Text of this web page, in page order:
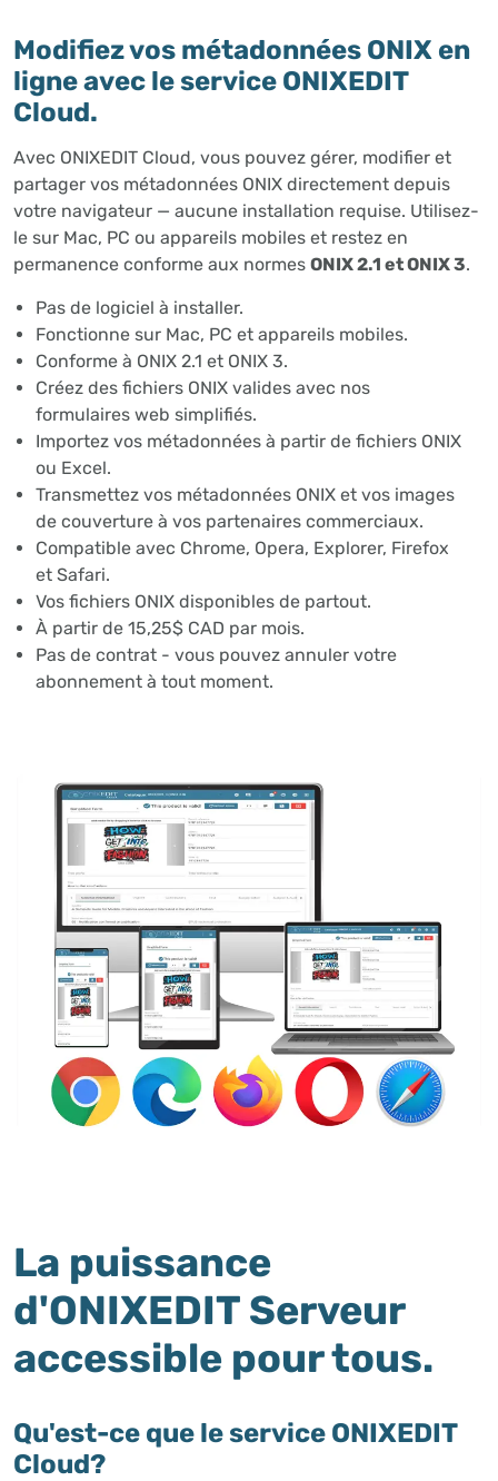
Modifiez vos métadonnées ONIX en
ligne avec le service ONIXEDIT
Cloud.
Avec ONIXEDIT Cloud, vous pouvez gérer, modifier et
partager vos métadonnées ONIX directement depuis
votre navigateur — aucune installation requise. Utilisez-
le sur Mac, PC ou appareils mobiles et restez en
permanence conforme aux normes ONIX 2.1 et ONIX 3.
Pas de logiciel à installer.
Fonctionne sur Mac, PC et appareils mobiles.
Conforme à ONIX 2.1 et ONIX 3.
Créez des fichiers ONIX valides avec nos
formulaires web simplifiés.
Importez vos métadonnées à partir de fichiers ONIX
ou Excel.
Transmettez vos métadonnées ONIX et vos images
de couverture à vos partenaires commerciaux.
Compatible avec Chrome, Opera, Explorer, Firefox
et Safari.
Vos fichiers ONIX disponibles de partout.
À partir de 15,25$ CAD par mois.
Pas de contrat - vous pouvez annuler votre
abonnement à tout moment.
La puissance
d'ONIXEDIT Serveur
accessible pour tous.
Qu'est-ce que le service ONIXEDIT
Cloud?